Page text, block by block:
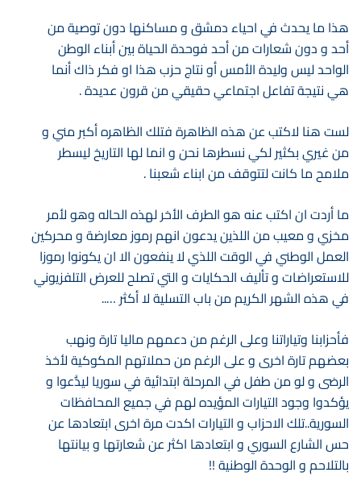
هذا ما يحدث في احياء دمشق و مساكنها دون توصية من
أحد و دون شعارات من أحد فوحدة الحياة بين أبناء الوطن
الواحد ليس وليدة الأمس أو نتاج حزب هذا او فكر ذاك أنما
هي نتيجة تفاعل اجتماعي حقيقي من قرون عديدة .
لست هنا لاكتب عن هذه الظاهرة فتلك الظاهره أكبر مني و
من غيري بكثير لكي نسطرها نحن و انما لها التاريخ ليسطر
ملامح ما كانت لتتوقف من ابناء شعبنا .
ما أردت ان اكتب عنه هو الطرف الأخر لهذه الحاله وهو لأمر
مخزي و معيب من اللذين يدعون انهم رموز معارضة و محركين
العمل الوطني في الوقت اللذي لا ينفعون الا ان يكونوا رموزا
للاستعراضات و تأليف الحكايات و التي تصلح للعرض التلفزيوني
في هذه الشهر الكريم من باب التسلية لا أكثر …..
فأحزابنا وتياراتنا وعلى الرغم من دعمهم ماليا تارة ونهب
بعضهم تارة اخرى و على الرغم من حملاتهم المكوكية لأخذ
الرضى و لو من طفل في المرحلة ابتدائية في سوريا ليدٌَعوا و
يؤكدوا وجود التيارات المؤيده لهم في جميع المحافظات
السورية..تلك الاحزاب و التيارات اكدت مرة اخرى ابتعادها عن
حس الشارع السوري و ابتعادها اكثر عن شعارتها و بيانتها
بالتلاحم و الوحدة الوطنية !!